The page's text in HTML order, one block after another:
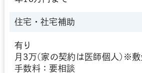
住宅・社宅補助
有り
月3万(家の契約は医師個人)※敷
手数料：要相談